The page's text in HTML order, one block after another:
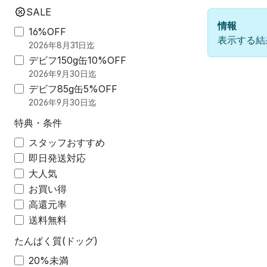
SALE
16%OFF
2026年8月31日迄
デビフ150g缶10%OFF
2026年9月30日迄
デビフ85g缶5%OFF
2026年9月30日迄
特典・条件
スタッフおすすめ
即日発送対応
大人気
お買い得
高還元率
送料無料
たんぱく質(ドッグ)
20%未満
情報
表示する